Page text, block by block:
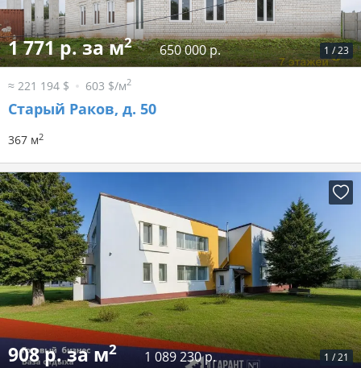
1 /23
1 771 р. за м2 650 000 р.
≈ 221 194 $ 603 $/м2
Старый Раков, д. 50
367 м2
1 /21
908 р. за м2 1 089 230 р.